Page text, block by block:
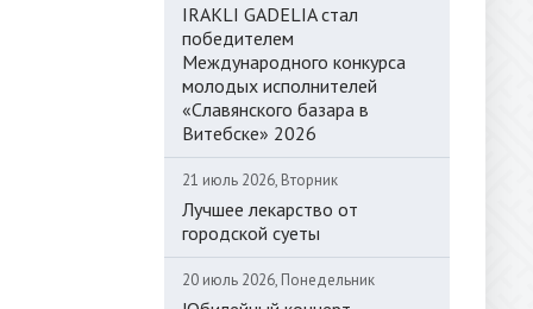
IRAKLI GADELIA стал
победителем
Международного конкурса
молодых исполнителей
«Славянского базара в
Витебске» 2026
21 июль 2026, Вторник
Лучшее лекарство от
городской суеты
20 июль 2026, Понедельник